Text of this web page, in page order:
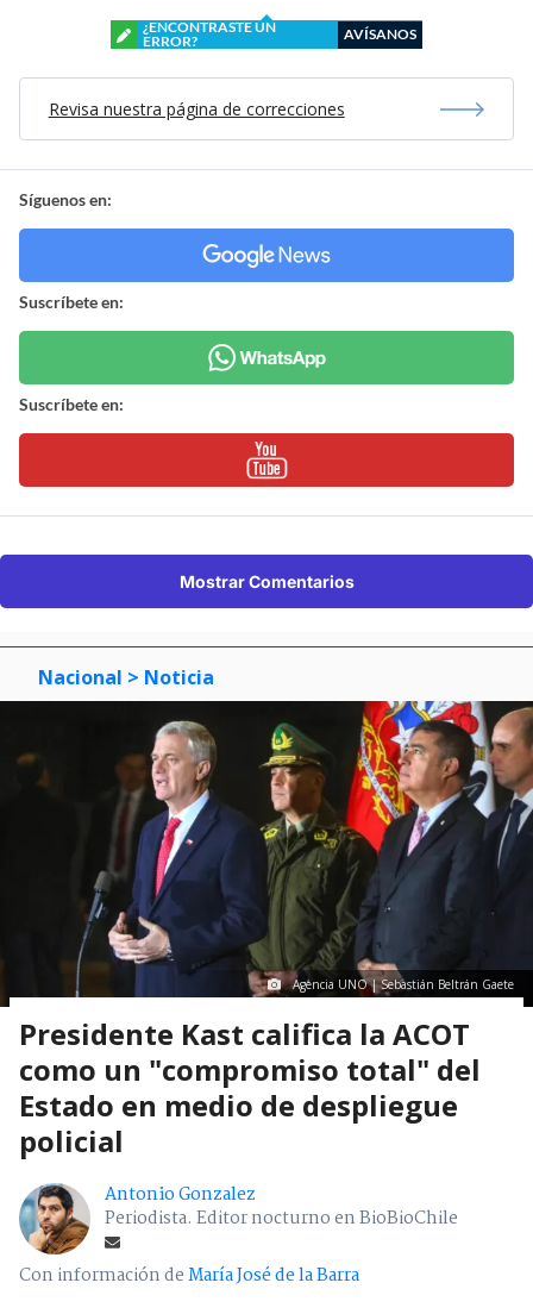
¿ENCONTRASTE UN
ERROR?
AVÍSANOS
Revisa nuestra página de correcciones
Síguenos en:
Suscríbete en:
Suscríbete en:
Mostrar Comentarios
Nacional > Noticia
Agencia UNO | Sebastián Beltrán Gaete
Presidente Kast califica la ACOT
como un "compromiso total" del
Estado en medio de despliegue
policial
Antonio Gonzalez
Periodista. Editor nocturno en BioBioChile
Con información deMaría José de la Barra